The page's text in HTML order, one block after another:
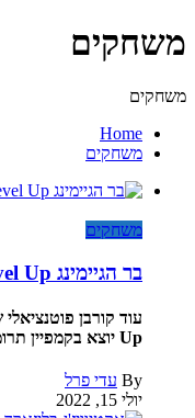
משחקים
משחקים
Home
משחקים
משחקים
בר הגיימינג Level Up בסכנת סגירה, כך תוכלו לעזור
Up יוצא בקמפיין תרומות בניסיון אחרון להצילו מפני סגירה
By עדי פרל
יולי 15, 2022